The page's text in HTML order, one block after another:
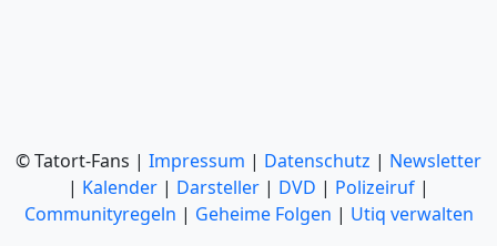
© Tatort-Fans | Impressum | Datenschutz | Newsletter
| Kalender | Darsteller | DVD | Polizeiruf |
Communityregeln | Geheime Folgen | Utiq verwalten